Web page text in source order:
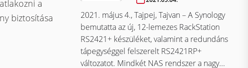
a
biztosítása
2021. május 4., Tajpej, Tajvan – A Synology
bemutatta az új, 12-lemezes RackStation
RS2421+ készüléket, valamint a redundáns
tápegységgel felszerelt RS2421RP+
változatot. Mindkét NAS rendszer a nagy...